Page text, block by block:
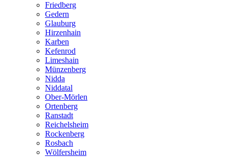
Friedberg
Gedern
Glauburg
Hirzenhain
Karben
Kefenrod
Limeshain
Münzenberg
Nidda
Niddatal
Ober-Mörlen
Ortenberg
Ranstadt
Reichelsheim
Rockenberg
Rosbach
Wölfersheim